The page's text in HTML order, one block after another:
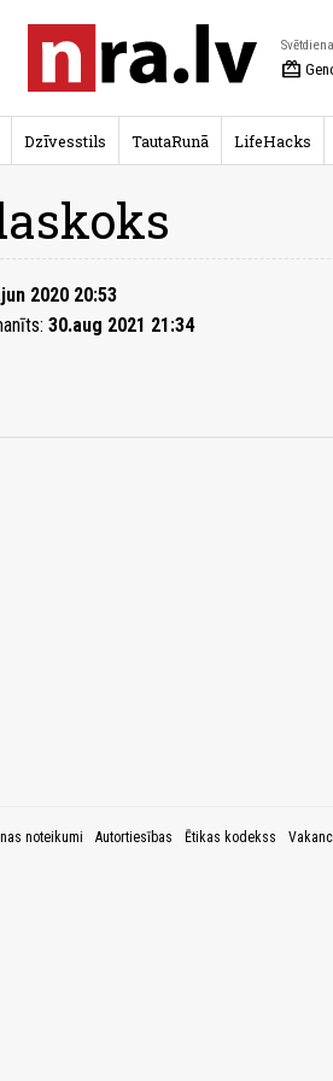
redeem
Dzīvesstils TautaRunā LifeHacks
2020 20:53
30.aug 2021 21:34
noteikumi Autortiesības Ētikas kodekss